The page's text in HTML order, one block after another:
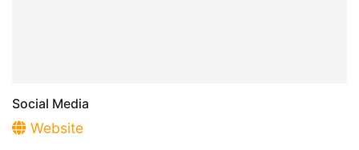
Social Media
Website